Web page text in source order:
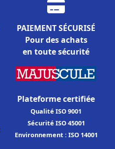
PAIEMENT SÉCURISÉ
Pour des achats
en toute sécurité
Plateforme certifiée
Qualité ISO 9001
Sécurité ISO 45001
Environnement : ISO 14001